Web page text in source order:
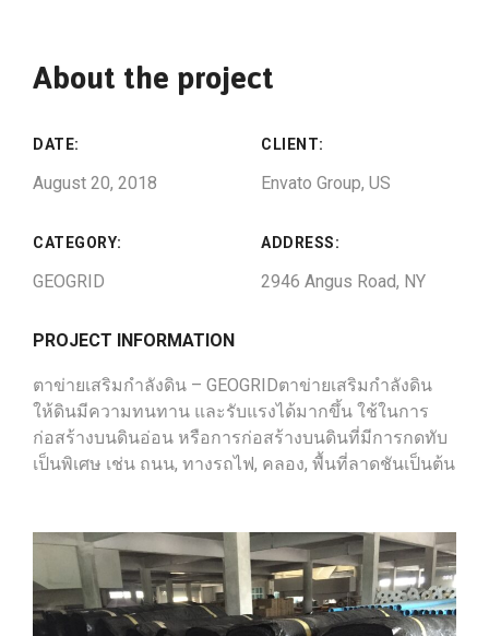
About the project
DATE:
August 20, 2018
CLIENT:
Envato Group, US
CATEGORY:
GEOGRID
ADDRESS:
2946 Angus Road, NY
PROJECT INFORMATION
ตาข่ายเสริมกำลังดิน – GEOGRIDตาข่ายเสริมกำลังดิน
ให้ดินมีความทนทาน และรับแรงได้มากขึ้น ใช้ในการ
ก่อสร้างบนดินอ่อน หรือการก่อสร้างบนดินที่มีการกดทับ
เป็นพิเศษ เช่น ถนน, ทางรถไฟ, คลอง, พื้นที่ลาดชันเป็นต้น